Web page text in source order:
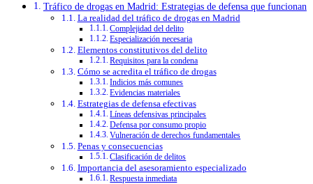
Tráfico de drogas en Madrid: Estrategias de defensa que funcionan
La realidad del tráfico de drogas en Madrid
Complejidad del delito
Especialización necesaria
Elementos constitutivos del delito
Requisitos para la condena
Cómo se acredita el tráfico de drogas
Indicios más comunes
Evidencias materiales
Estrategias de defensa efectivas
Líneas defensivas principales
Defensa por consumo propio
Vulneración de derechos fundamentales
Penas y consecuencias
Clasificación de delitos
Importancia del asesoramiento especializado
Respuesta inmediata